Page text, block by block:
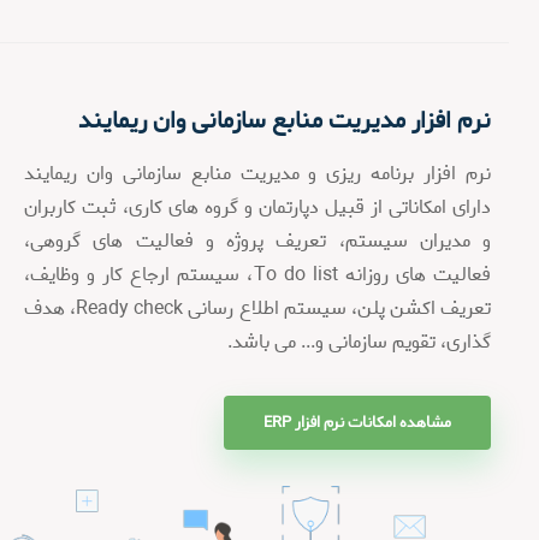
نرم افزار مدیریت منابع سازمانی وان ریمایند
نرم افزار برنامه ریزی و مدیریت منابع سازمانی وان ریمایند
دارای امکاناتی از قبیل دپارتمان و گروه های کاری، ثبت کاربران
و مدیران سیستم، تعریف پروژه و فعالیت های گروهی،
فعالیت های روزانه To do list، سیستم ارجاع کار و وظایف،
تعریف اکشن پلن، سیستم اطلاع رسانی Ready check، هدف
گذاری، تقویم سازمانی و... می باشد.
مشاهده امکانات نرم افزار ERP